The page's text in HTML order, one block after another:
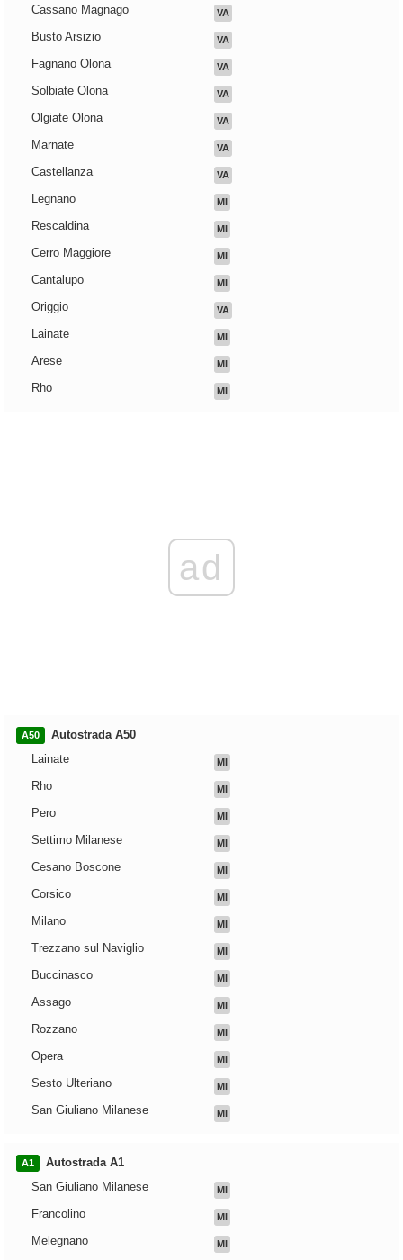
Cassano Magnago VA
Busto Arsizio VA
Fagnano Olona VA
Solbiate Olona VA
Olgiate Olona VA
Marnate VA
Castellanza VA
Legnano MI
Rescaldina MI
Cerro Maggiore MI
Cantalupo MI
Origgio VA
Lainate MI
Arese MI
Rho MI
ad
A50
Autostrada A50
Lainate
MI
Rho MI
Pero MI
Settimo Milanese MI
Cesano Boscone MI
Corsico MI
Milano MI
Trezzano sul Naviglio MI
Buccinasco MI
Assago MI
Rozzano MI
Opera MI
Sesto Ulteriano MI
San Giuliano Milanese MI
A1
Autostrada A1
San Giuliano Milanese
MI
Francolino MI
Melegnano MI